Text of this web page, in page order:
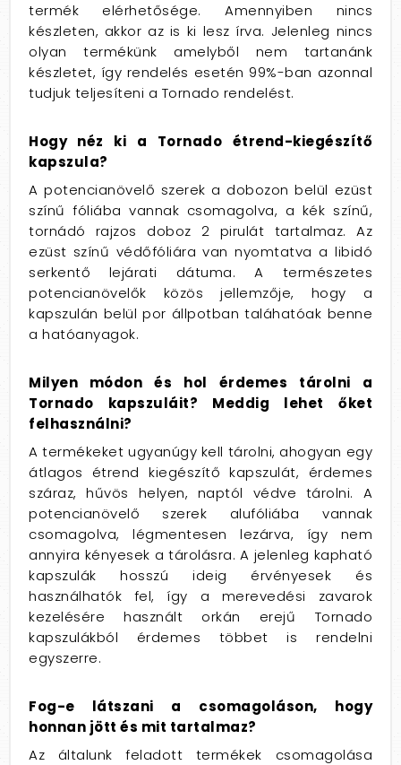
termék elérhetősége. Amennyiben nincs
készleten, akkor az is ki lesz írva. Jelenleg nincs
olyan termékünk amelyből nem tartanánk
készletet, így rendelés esetén 99%-ban azonnal
tudjuk teljesíteni a Tornado rendelést.
Hogy néz ki a Tornado étrend-kiegészítő
kapszula?
A potencianövelő szerek a dobozon belül ezüst
színű fóliába vannak csomagolva, a kék színű,
tornádó rajzos doboz 2 pirulát tartalmaz. Az
ezüst színű védőfóliára van nyomtatva a libidó
serkentő lejárati dátuma. A természetes
potencianövelők közös jellemzője, hogy a
kapszulán belül por állpotban taláhatóak benne
a hatóanyagok.
Milyen módon és hol érdemes tárolni a
Tornado kapszuláit? Meddig lehet őket
felhasználni?
A termékeket ugyanúgy kell tárolni, ahogyan egy
átlagos étrend kiegészítő kapszulát, érdemes
száraz, hűvös helyen, naptól védve tárolni. A
potencianövelő szerek alufóliába vannak
csomagolva, légmentesen lezárva, így nem
annyira kényesek a tárolásra. A jelenleg kapható
kapszulák hosszú ideig érvényesek és
használhatók fel, így a merevedési zavarok
kezelésére használt orkán erejű Tornado
kapszulákból érdemes többet is rendelni
egyszerre.
Fog-e látszani a csomagoláson, hogy
honnan jött és mit tartalmaz?
Az általunk feladott termékek csomagolása